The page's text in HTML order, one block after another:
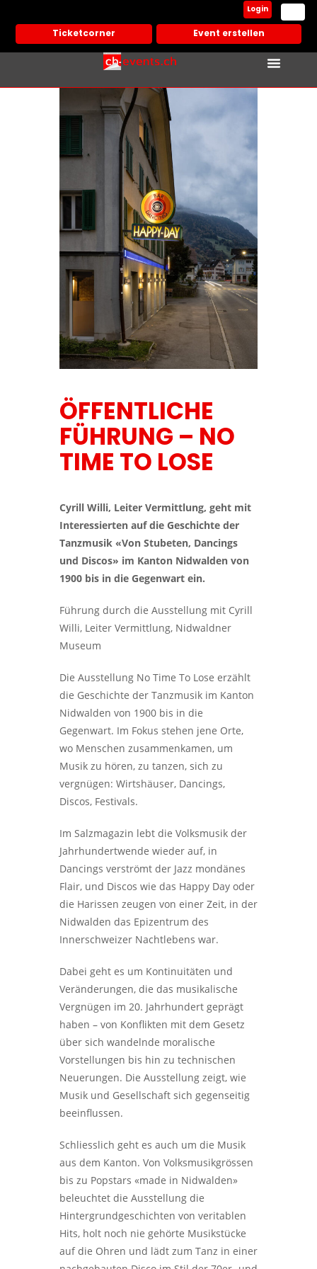
Ticketcorner Event erstellen
Login
ÖFFENTLICHE
FÜHRUNG – NO
TIME TO LOSE
Cyrill Willi, Leiter Vermittlung, geht mit
Interessierten auf die Geschichte der
Tanzmusik «Von Stubeten, Dancings
und Discos» im Kanton Nidwalden von
1900 bis in die Gegenwart ein.
Führung durch die Ausstellung mit Cyrill
Willi, Leiter Vermittlung, Nidwaldner
Museum
Die Ausstellung No Time To Lose erzählt
die Geschichte der Tanzmusik im Kanton
Nidwalden von 1900 bis in die
Gegenwart. Im Fokus stehen jene Orte,
wo Menschen zusammenkamen, um
Musik zu hören, zu tanzen, sich zu
vergnügen: Wirtshäuser, Dancings,
Discos, Festivals.
Im Salzmagazin lebt die Volksmusik der
Jahrhundertwende wieder auf, in
Dancings verströmt der Jazz mondänes
Flair, und Discos wie das Happy Day oder
die Harissen zeugen von einer Zeit, in der
Nidwalden das Epizentrum des
Innerschweizer Nachtlebens war.
Dabei geht es um Kontinuitäten und
Veränderungen, die das musikalische
Vergnügen im 20. Jahrhundert geprägt
haben – von Konflikten mit dem Gesetz
über sich wandelnde moralische
Vorstellungen bis hin zu technischen
Neuerungen. Die Ausstellung zeigt, wie
Musik und Gesellschaft sich gegenseitig
beeinflussen.
Schliesslich geht es auch um die Musik
aus dem Kanton. Von Volksmusikgrössen
bis zu Popstars «made in Nidwalden»
beleuchtet die Ausstellung die
Hintergrundgeschichten von veritablen
Hits, holt noch nie gehörte Musikstücke
auf die Ohren und lädt zum Tanz in einer